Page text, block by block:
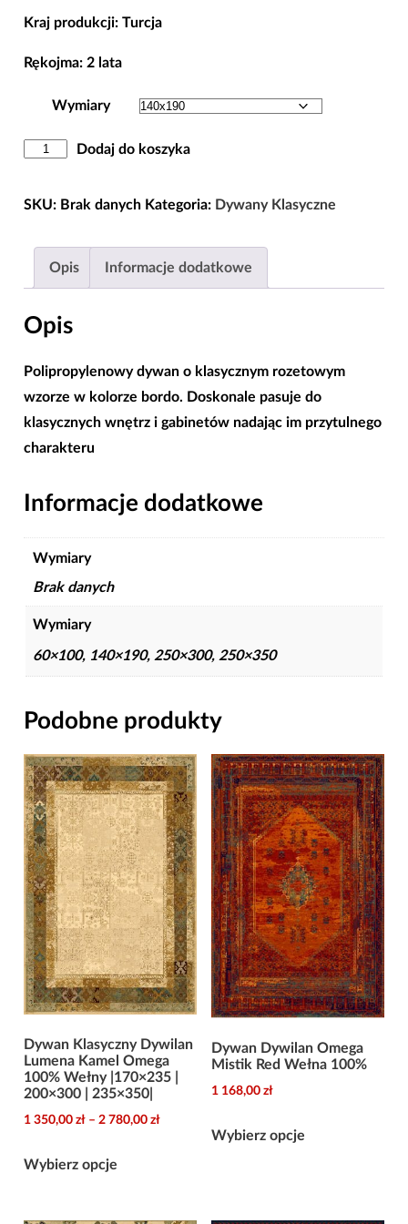
Kraj produkcji: Turcja
Rękojma: 2 lata
Wymiary
ilość
Rozeta
Dodaj do koszyka
SKU: Brak danych Kategoria: Dywany Klasyczne
Opis Informacje dodatkowe
Opis
Polipropylenowy dywan o klasycznym rozetowym
wzorze w kolorze bordo. Doskonale pasuje do
klasycznych wnętrz i gabinetów nadając im przytulnego
charakteru
Informacje dodatkowe
Wymiary
Brak danych
Wymiary
60×100, 140×190, 250×300, 250×350
Podobne produkty
Dywan Klasyczny Dywilan
Lumena Kamel Omega
100% Wełny |170×235 |
200×300 | 235×350|
1 350,00 zł – 2 780,00 złZakres
Wybierz opcje
produkt
Dywan Dywilan Omega
Mistik Red Wełna 100%
1 168,00 zł
Wybierz opcje